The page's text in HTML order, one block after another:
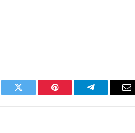
Twitter Pinterest TelegramaE-